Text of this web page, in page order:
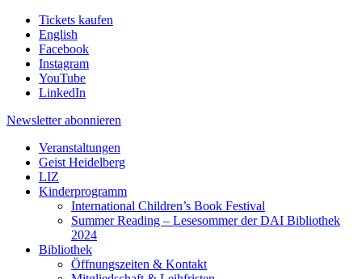
Tickets kaufen
English
Facebook
Instagram
YouTube
LinkedIn
Newsletter abonnieren
Veranstaltungen
Geist Heidelberg
LIZ
Kinderprogramm
International Children’s Book Festival
Summer Reading – Lesesommer der DAI Bibliothek
2024
Bibliothek
Öffnungszeiten & Kontakt